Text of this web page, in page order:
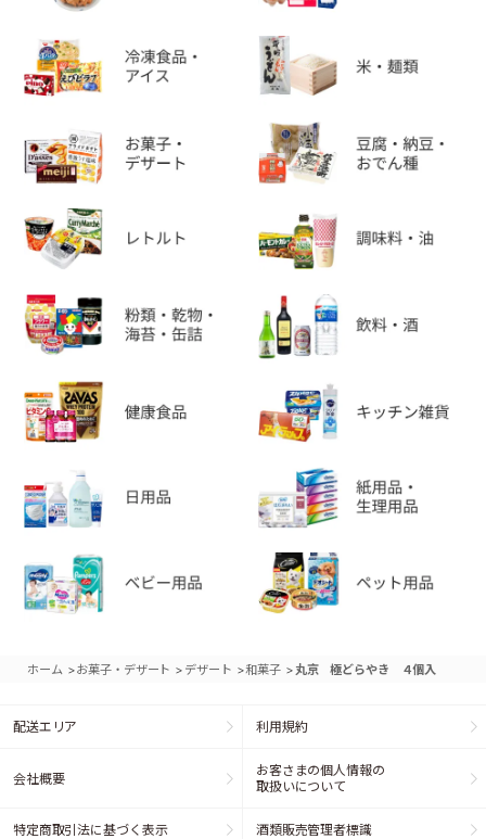
ホーム >お菓子・デザート > デザート >和菓子 > 丸京 極どらやき ４個入
配送エリア 利用規約
会社概要
お客さまの個人情報の
取扱いについて
特定商取引法に基づく表示 酒類販売管理者標識